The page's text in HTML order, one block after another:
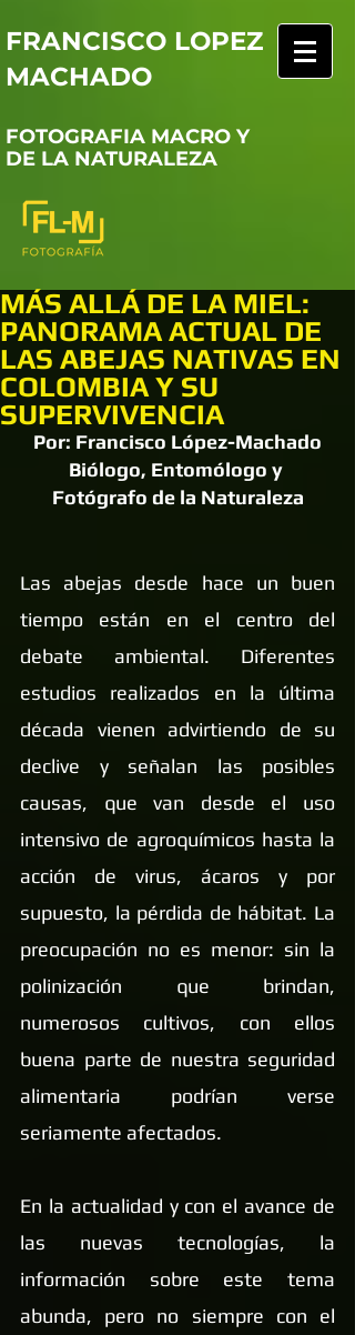
FRANCISCO LOPEZ
MACHADO
FOTOGRAFIA MACRO Y
DE LA NATURALEZA
MÁS ALLÁ DE LA MIEL:
PANORAMA ACTUAL DE
LAS ABEJAS NATIVAS EN
COLOMBIA Y SU
SUPERVIVENCIA
Por: Francisco López-Machado
Biólogo, Entomólogo y
Fotógrafo de la Naturaleza
Las abejas desde hace un buen
tiempo están en el centro del
debate ambiental. Diferentes
estudios realizados en la última
década vienen advirtiendo de su
declive y señalan las posibles
causas, que van desde el uso
intensivo de agroquímicos hasta la
acción de virus, ácaros y por
supuesto, la pérdida de hábitat. La
preocupación no es menor: sin la
polinización que brindan,
numerosos cultivos, con ellos
buena parte de nuestra seguridad
alimentaria podrían verse
seriamente afectados.
En la actualidad y con el avance de
las nuevas tecnologías, la
información sobre este tema
abunda, pero no siempre con el